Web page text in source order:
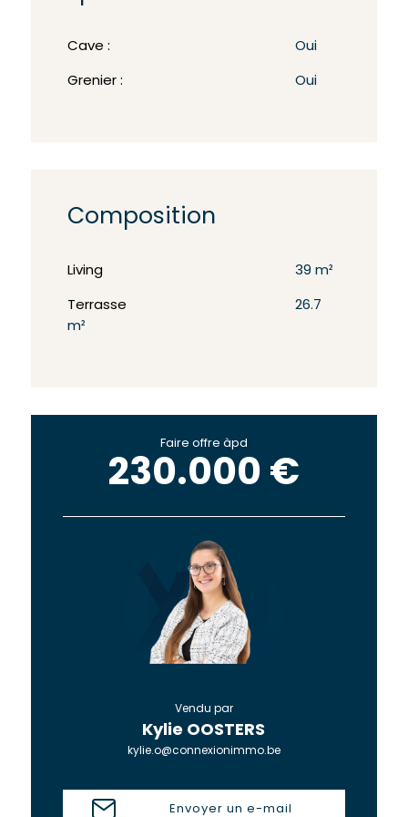
Cave : Oui
Grenier : Oui
Composition
Living 39 m²
Terrasse
26.7
m²
Faire offre àpd
230.000 €
Vendu par
Kylie OOSTERS
kylie.o@connexionimmo.be
Envoyer un e-mail